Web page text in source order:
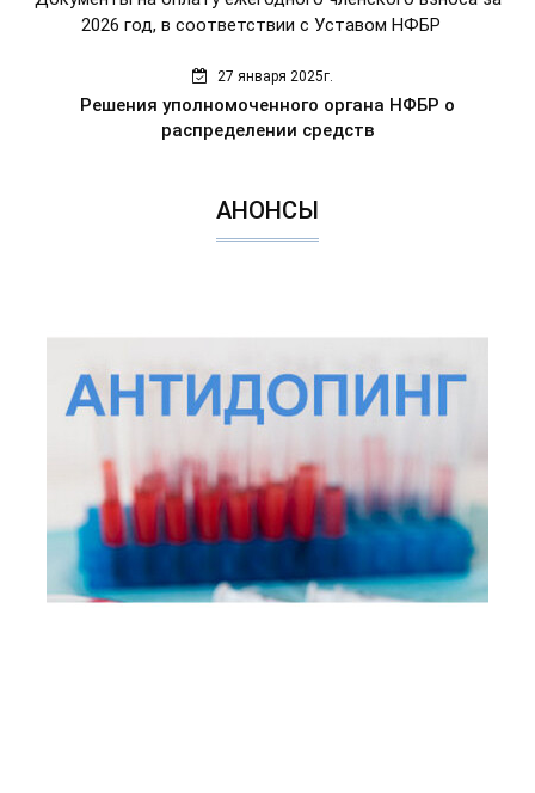
2026 год, в соответствии с Уставом НФБР
27 января 2025г.
Решения уполномоченного органа НФБР о
распределении средств
АНОНСЫ